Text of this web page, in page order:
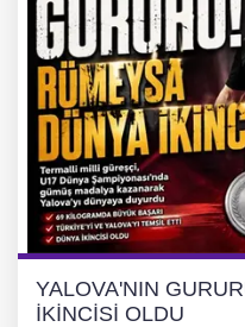
YALOVA'NIN
İKİNCİSİ OLDU